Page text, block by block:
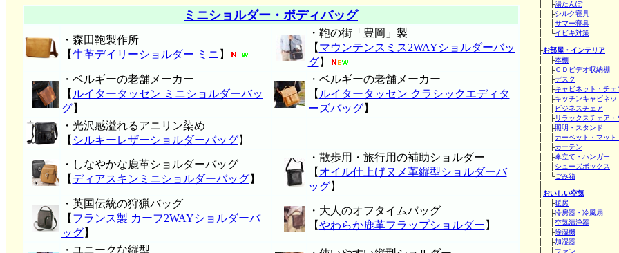
│ ├湯たんぽ
│ ├シルク寝具
│ ├サマー寝具
│ └イビキ対策
├お部屋・インテリア
│ ├本棚
│ ├ＣＤビデオ収納棚
│ ├デスク
│ ├キャビネット・チェ
│ ├キッチンキャビネッ
│ ├ビジネスチェア
│ ├リラックスチェア・
│ ├照明・スタンド
│ ├カーペット・マット
│ ├カーテン
│ ├傘立て・ハンガー
│ ├シューズボックス
│ └ごみ箱
├おいしい空気
│ ├暖房
│ ├冷房器・冷風扇
│ ├空気清浄器
│ ├除湿機
│ ├加湿器
│ ├ファン
ミニショルダー・ボディバッグ
・森田鞄製作所
【牛革デイリーショルダー ミニ 】
・鞄の街「豊岡」製
【 マウンテンスミス2WAYショルダーバッ
グ】
・ベルギーの老舗メーカー
【 ルイタータッセン ミニショルダーバッ
グ】
・ベルギーの老舗メーカー
【 ルイタータッセン クラシックエディタ
ーズバッグ】
・光沢感溢れるアニリン染め
【 シルキーレザーショルダーバッグ】
・しなやかな鹿革ショルダーバッグ
【 ディアスキンミニショルダーバッグ】
・散歩用・旅行用の補助ショルダー
【 オイル仕上げヌメ革縦型ショルダーバ
ッグ】
・英国伝統の狩猟バッグ
【 フランス製 カーフ2WAYショルダーバ
ッグ】
・大人のオフタイムバッグ
【やわらか鹿革フラップショルダー 】
・ユニークな縦型